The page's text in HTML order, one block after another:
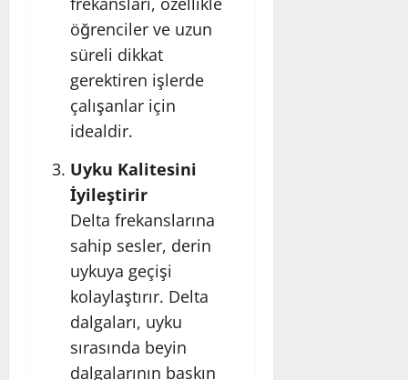
öğrenciler ve uzun
süreli dikkat
gerektiren işlerde
çalışanlar için
idealdir.
Uyku Kalitesini
İyileştirir
Delta frekanslarına
sahip sesler, derin
uykuya geçişi
kolaylaştırır. Delta
dalgaları, uyku
sırasında beyin
dalgalarının baskın